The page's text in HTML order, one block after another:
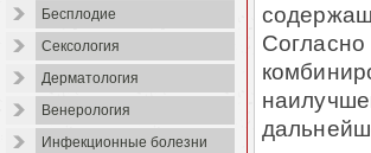
Бесплодие
Сексология
Дерматология
Венерология
Инфекционные болезни